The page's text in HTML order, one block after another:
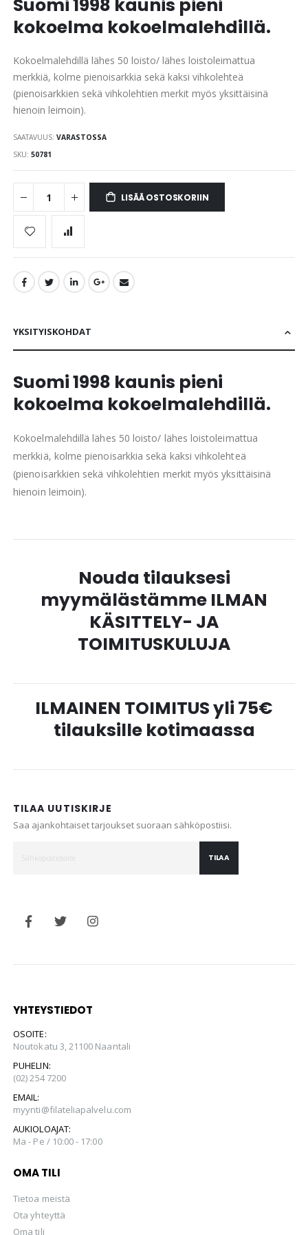
images
gallery
Suomi 1998 kaunis pieni
kokoelma kokoelmalehdillä.
Kokoelmalehdillä lähes 50 loisto/ lähes loistoleimattua
merkkiä, kolme pienoisarkkia sekä kaksi vihkolehteä
(pienoisarkkien sekä vihkolehtien merkit myös yksittäisinä
hienoin leimoin).
SAATAVUUS: VARASTOSSA
SKU 50781
LISÄÄ OSTOSKORIIN
YKSITYISKOHDAT
Suomi 1998 kaunis pieni
kokoelma kokoelmalehdillä.
Kokoelmalehdillä lähes 50 loisto/ lähes loistoleimattua
merkkiä, kolme pienoisarkkia sekä kaksi vihkolehteä
(pienoisarkkien sekä vihkolehtien merkit myös yksittäisinä
hienoin leimoin).
Nouda tilauksesi
myymälästämme ILMAN
KÄSITTELY- JA
TOIMITUSKULUJA
ILMAINEN TOIMITUS yli 75€
tilauksille kotimaassa
TILAA UUTISKIRJE
Saa ajankohtaiset tarjoukset suoraan sähköpostiisi.
TILAA
YHTEYSTIEDOT
OSOITE:
Noutokatu 3, 21100 Naantali
PUHELIN:
(02) 254 7200
EMAIL:
myynti@filateliapalvelu.com
AUKIOLOAJAT:
Ma - Pe / 10:00 - 17:00
OMA TILI
Tietoa meistä
Ota yhteyttä
Oma tili